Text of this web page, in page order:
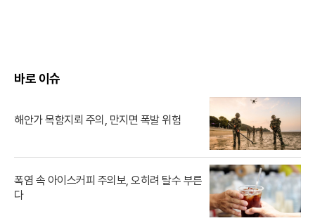
바로 이슈
해안가 목함지뢰 주의, 만지면 폭발 위험
폭염 속 아이스커피 주의보, 오히려 탈수 부른
다